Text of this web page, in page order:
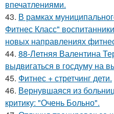
впечатлениями.
43. В рамках
Фитнес Класс"
новых направлениях
44. 88-Летняя Валентина
выдвигаться в госдуму на
45. Фитнес + стретчинг дети.
46. Вернувшаяся из
критику: "Очень Больно".